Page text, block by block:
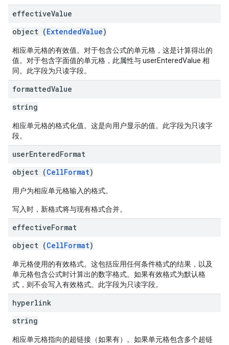
effectiveValue
object (ExtendedValue)
相应单元格的有效值。对于包含公式的单元格，这是计算得出的
值。对于包含字面值的单元格，此属性与 userEnteredValue 相
同。此字段为只读字段。
formattedValue
string
相应单元格的格式化值。这是向用户显示的值。此字段为只读字
段。
userEnteredFormat
object (CellFormat)
用户为相应单元格输入的格式。
写入时，新格式将与现有格式合并。
effectiveFormat
object (CellFormat)
单元格使用的有效格式。这包括应用任何条件格式的结果，以及
单元格包含公式时计算出的数字格式。如果有效格式为默认格
式，则不会写入有效格式。此字段为只读字段。
hyperlink
string
相应单元格指向的超链接（如果有）。如果单元格包含多个超链